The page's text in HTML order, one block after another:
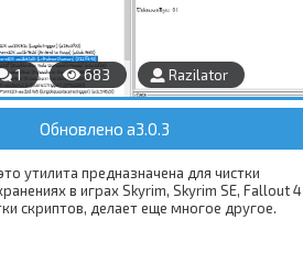
1 683 Razilator
Обновлено a3.0.3
утилита предназначена для чистки
в играх Skyrim, Skyrim SE, Fallout 4
скриптов, делает еще многое другое.